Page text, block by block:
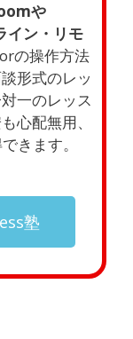
や
イン・リモ
の操作方法
形式のレッ
一のレッス
心配無用、
きます。
塾